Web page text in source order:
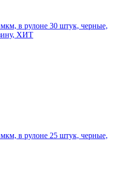
в рулоне 30 штук, черные,
ХИТ
в рулоне 25 штук, черные,